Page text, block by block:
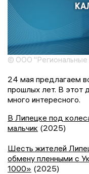
© ООО "Региональные
24 мая предлагаем
прошлых лет. В этот
много интересного.
В Липецке под
мальчик (2025)
Шесть жителей
обмену пленными с
1000» (2025)